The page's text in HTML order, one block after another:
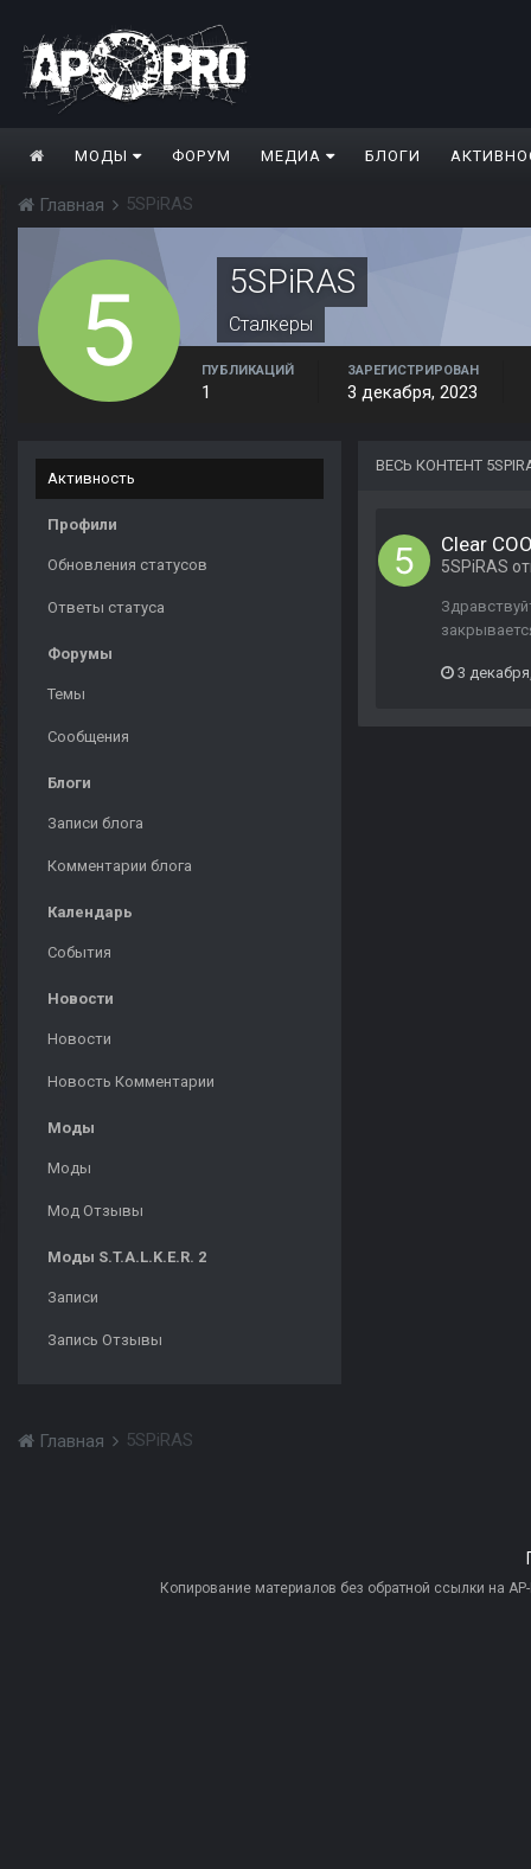
МОДЫ ФОРУМ МЕДИА БЛОГИ
Главная 5SPiRAS
5SPiRAS
Сталкеры
ПУБЛИКАЦИЙ
1
ЗАРЕГИСТРИРОВАН
3 декабря, 2023
Активность
Профили
Обновления статусов
Ответы статуса
Форумы
Темы
Сообщения
Блоги
Записи блога
Комментарии блога
Календарь
События
Новости
Новости
Новость Комментарии
Моды
Моды
Мод Отзывы
Моды S.T.A.L.K.E.R. 2
Записи
Запись Отзывы
ВЕСЬ КОНТЕНТ
Clear
5SPiRAS
3
Главная 5SPiRAS
Копирование материалов без обратной ссылки на